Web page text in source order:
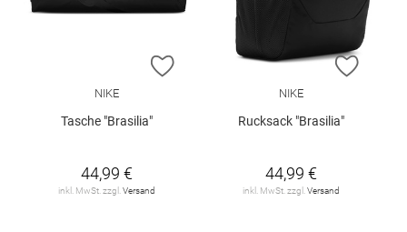
ZUR WUNSCHLISTE HINZUFÜGEN
NIKE
Tasche "Brasilia"
44,99 €
inkl. MwSt. zzgl. Versand
ZUR
NIKE
Rucksack "Brasilia"
44,99 €
inkl. MwSt. zzgl. Versand